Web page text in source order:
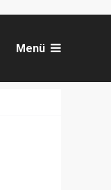
Menü